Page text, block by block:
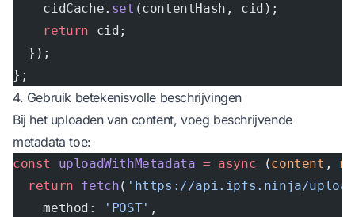
    cidCache.
set (contentHash, cid);
    return
cid;
  });
};
4. Gebruik betekenisvolle beschrijvingen
Bij het uploaden van content, voeg beschrijvende
metadata toe:
const uploadWithMetadata = async (content ,
  return
fetch( 'https://api.ipfs.ninja/
    method:
'POST' ,